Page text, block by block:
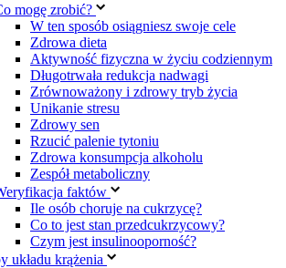
mogę zrobić?
W ten sposób osiągniesz swoje cele
Zdrowa dieta
Aktywność fizyczna w życiu codziennym
Długotrwała redukcja nadwagi
Zrównoważony i zdrowy tryb życia
Unikanie stresu
Zdrowy sen
Rzucić palenie tytoniu
Zdrowa konsumpcja alkoholu
Zespół metaboliczny
faktów
Ile osób choruje na cukrzycę?
Co to jest stan przedcukrzycowy?
Czym jest insulinooporność?
układu krążenia